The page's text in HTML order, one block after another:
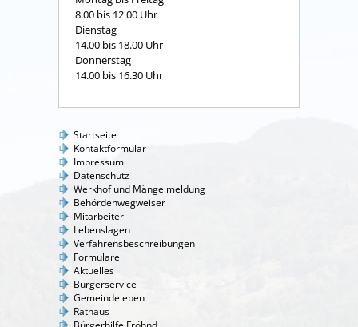
8.00 bis 12.00 Uhr
Dienstag
14.00 bis 18.00 Uhr
Donnerstag
14.00 bis 16.30 Uhr
Startseite
Kontaktformular
Impressum
Datenschutz
Werkhof und Mängelmeldung
Behördenwegweiser
Mitarbeiter
Lebenslagen
Verfahrensbeschreibungen
Formulare
Aktuelles
Bürgerservice
Gemeindeleben
Rathaus